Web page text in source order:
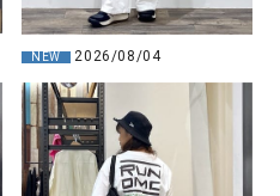
NEW 2026/08/04